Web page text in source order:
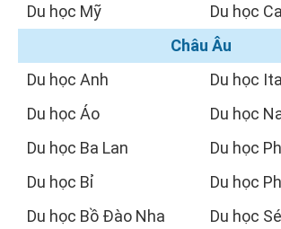
Du học Mỹ
Du học
Châu Âu
Du học Anh
Du học Áo
Du học Ba Lan
Du học Bỉ
Du học Bồ Đào Nha
Du học
Du học
Du học
Du học
Du học